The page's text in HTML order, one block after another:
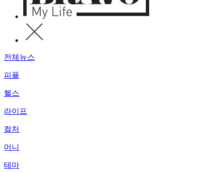
전체뉴스
피플
헬스
라이프
컬처
머니
테마